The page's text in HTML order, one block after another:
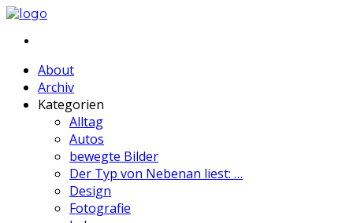
About
Archiv
Kategorien
Alltag
Autos
bewegte Bilder
Der Typ von Nebenan liest: …
Design
Fotografie